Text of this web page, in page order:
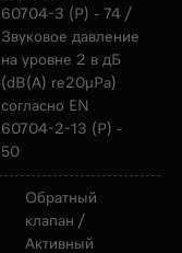
60704-3 (Р) - 74 /
Звуковое давление
на уровне 2 в дБ
(dB(A) re20µPa)
согласно EN
60704-2-13 (Р) -
50
Обратный
клапан /
Активный